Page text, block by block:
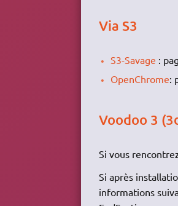
Via S3
S3-Savage :
OpenChrome:
Voodoo 3
Si vous
Si après
informations